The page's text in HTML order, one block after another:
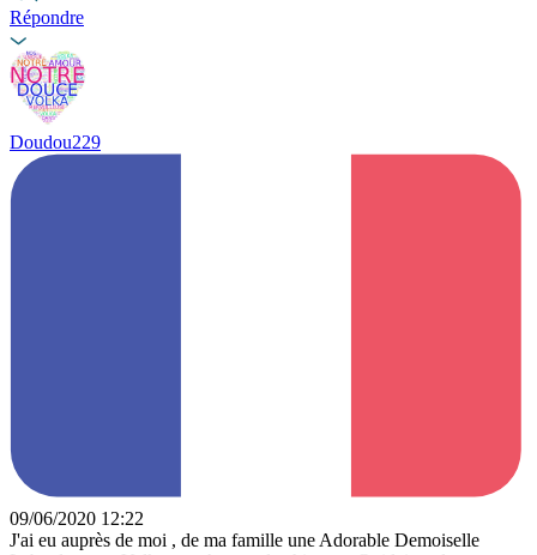
Répondre
Doudou229
09/06/2020 12:22
J'ai eu auprès de moi , de ma famille une Adorable Demoiselle